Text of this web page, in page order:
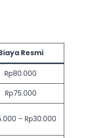
Resmi
Rp80.000
Rp75.000
– Rp30.000